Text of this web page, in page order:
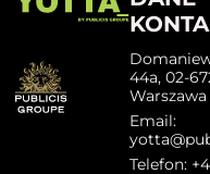
44a, 02-
Warszawa
Email:
Telefon: